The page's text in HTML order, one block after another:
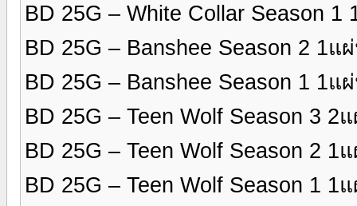
BD 25G – White Collar Season
BD 25G – Banshee Season 2 1
BD 25G – Banshee Season 1 1
BD 25G – Teen Wolf Season 3
BD 25G – Teen Wolf Season 2
BD 25G – Teen Wolf Season 1